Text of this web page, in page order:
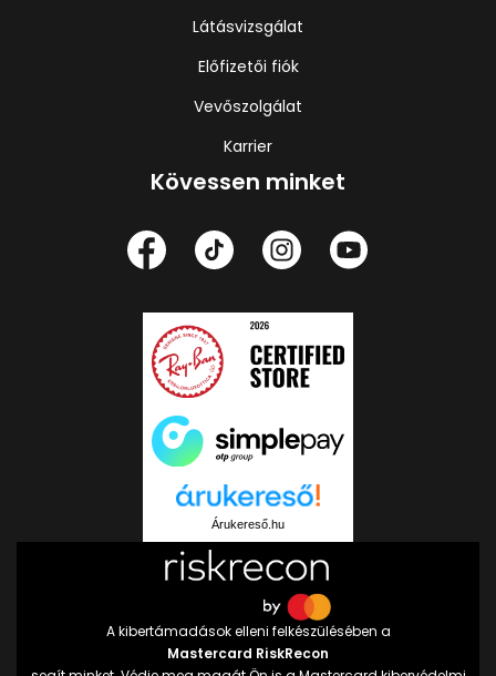
Látásvizsgálat
Előfizetői fiók
Vevőszolgálat
Karrier
Kövessen minket
Árukereső.hu
A kibertámadások elleni felkészülésében a
Mastercard RiskRecon